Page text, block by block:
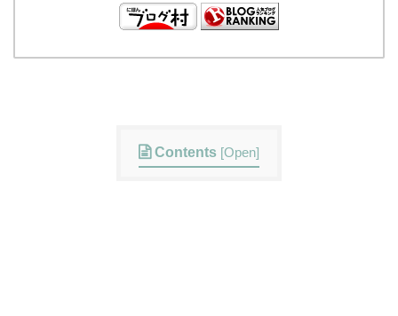
Contents [Open]